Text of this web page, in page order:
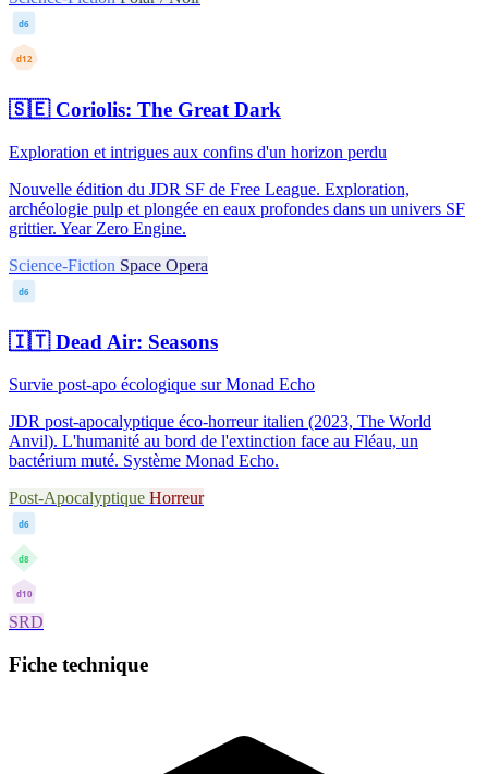
d6
d12
🇸🇪Coriolis: The Great Dark
Exploration et intrigues aux confins d'un horizon perdu
Nouvelle édition du JDR SF de Free League. Exploration,
archéologie pulp et plongée en eaux profondes dans un univers SF
grittier. Year Zero Engine.
Science-Fiction Space Opera
d6
🇮🇹Dead Air: Seasons
Survie post-apo écologique sur Monad Echo
JDR post-apocalyptique éco-horreur italien (2023, The World
Anvil). L'humanité au bord de l'extinction face au Fléau, un
bactérium muté. Système Monad Echo.
Post-Apocalyptique Horreur
d6
d8
d10
SRD
Fiche technique